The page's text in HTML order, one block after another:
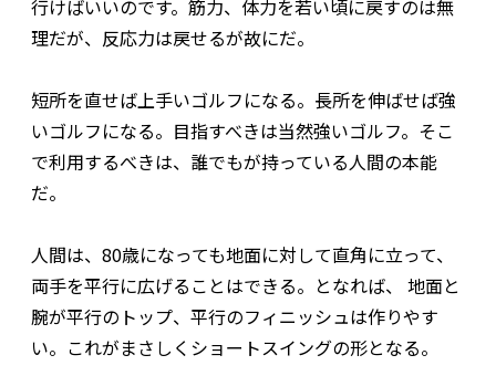
行けばいいのです。筋力、体力を若い頃に戻すのは無
理だが、反応力は戻せるが故にだ。
短所を直せば上手いゴルフになる。長所を伸ばせば強
いゴルフになる。目指すべきは当然強いゴルフ。そこ
で利用するべきは、誰でもが持っている人間の本能
だ。
人間は、80歳になっても地面に対して直角に立って、
両手を平行に広げることはできる。となれば、 地面と
腕が平行のトップ、平行のフィニッシュは作りやす
い。これがまさしくショートスイングの形となる。